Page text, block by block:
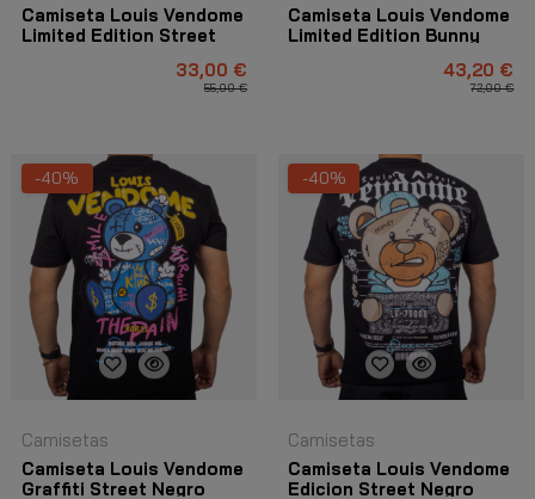
Camiseta Louis Vendome
Limited Edition Street
33,00 €
55,00 €
Camiseta Louis Vendome
Limited Edition Bunny
43,20 €
72,00 €
-40%
Camisetas
Camiseta Louis Vendome
Graffiti Street Negro
-40%
Camisetas
Camiseta Louis Vendome
Edicion Street Negro